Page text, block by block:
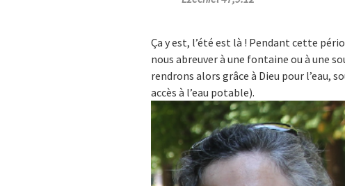
Ça y est, l’été est là ! Pendant cette
nous abreuver à une fontaine ou à une
rendrons alors grâce à Dieu pour l’eau,
accès à l’eau potable).